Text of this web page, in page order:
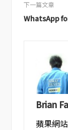
下一篇文章
WhatsApp
Brian
蘋果網站